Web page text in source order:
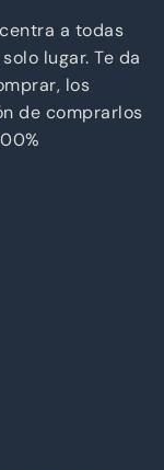
a todas
lugar. Te da
los
de comprarlos